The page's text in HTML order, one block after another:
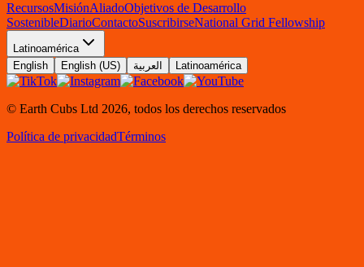
RecursosMisiónAliadoObjetivos de Desarrollo
SostenibleDiarioContactoSuscribirseNational Grid Fellowship
Latinoamérica
English
English (US) العربية Latinoamérica
© Earth Cubs Ltd 2026, todos los derechos reservados
Política de privacidadTérminos